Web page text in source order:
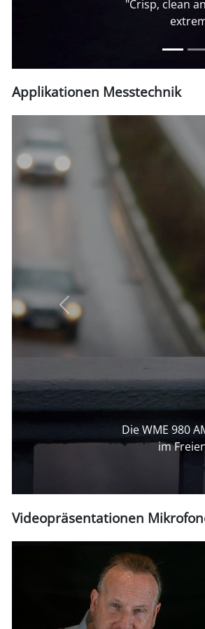
Applikationen Messtechnik
Die WME 970
stationäre
zurück
Videopräsentationen